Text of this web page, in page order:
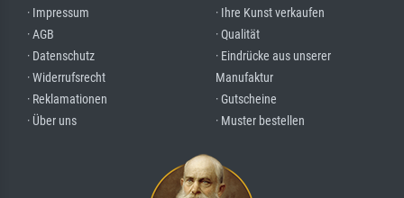
· Impressum
· AGB
· Datenschutz
· Widerrufsrecht
· Reklamationen
· Über uns
· Ihre Kunst verkaufen
· Qualität
· Eindrücke aus unserer
Manufaktur
· Gutscheine
· Muster bestellen